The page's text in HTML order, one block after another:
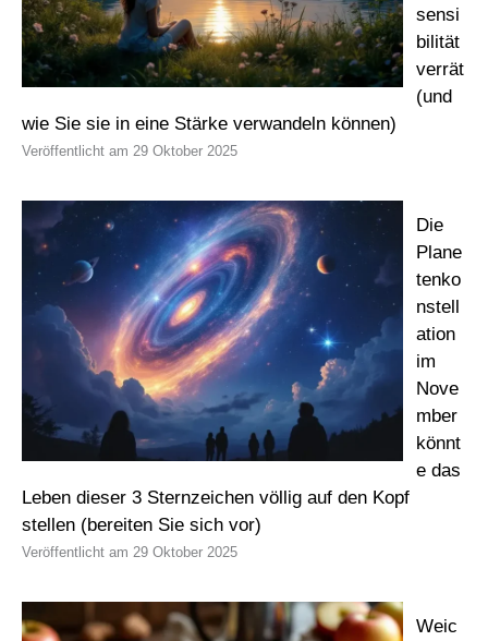
sensi
bilität
verrät
(und
wie Sie sie in eine Stärke verwandeln können)
29 Oktober 2025
Die
Plane
tenko
nstell
ation
im
Nove
mber
könnt
e das
Leben dieser 3 Sternzeichen völlig auf den Kopf
stellen (bereiten Sie sich vor)
29 Oktober 2025
Weic